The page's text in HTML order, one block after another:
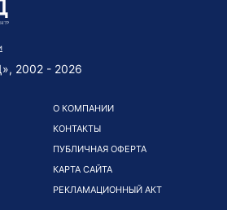
2002 - 2026
О КОМПАНИИ
КОНТАКТЫ
ПУБЛИЧНАЯ ОФЕРТА
КАРТА САЙТА
РЕКЛАМАЦИОННЫЙ АКТ